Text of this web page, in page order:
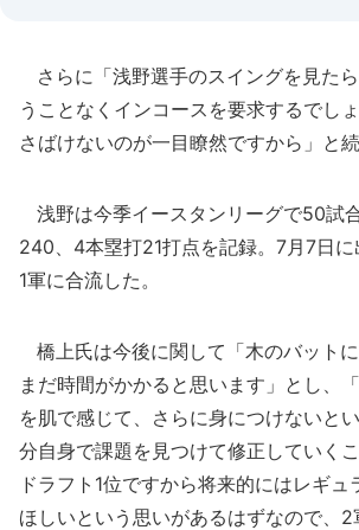
さらに「浅野選手のスイングを見た
うことなくインコースを要求するでし
さばけないのが一目瞭然ですから」と続
浅野は今季イースタンリーグで50試
240、4本塁打21打点を記録。7月7日
1軍に合流した。
橋上氏は今後に関して「木のバット
まだ時間がかかると思います」とし、
を肌で感じて、さらに身につけないと
分自身で課題を見つけて修正していく
ドラフト1位ですから将来的にはレギュ
ほしいという思いがあるはずなので、